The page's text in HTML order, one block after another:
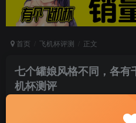
首页 飞机杯评测 正文
七个罐娘风格不同，各有
机杯测评